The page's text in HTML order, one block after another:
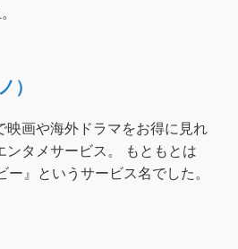
）
映画や海外ドラマをお得に見れ
ンタメサービス。 もともとは
ー』というサービス名でした。